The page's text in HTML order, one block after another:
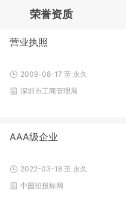
荣誉资质
营业执照
2009-08-17 至 永久
深圳市工商管理局
AAA级企业
2022-03-18 至 永久
中国招投标网